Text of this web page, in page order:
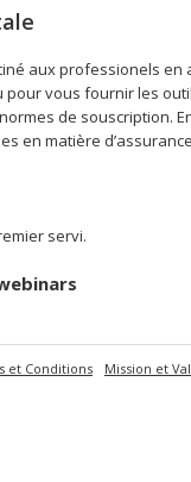
aux professionels
vous fournir les
de souscription.
en matière
servi.
et Conditions Mission et